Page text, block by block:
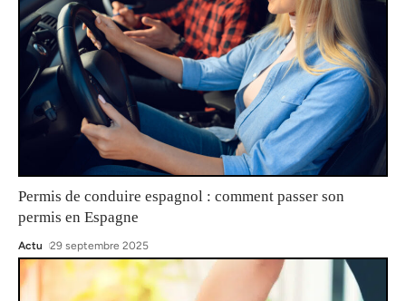
Permis de conduire espagnol : comment passer son
permis en Espagne
Actu 29 septembre 2025